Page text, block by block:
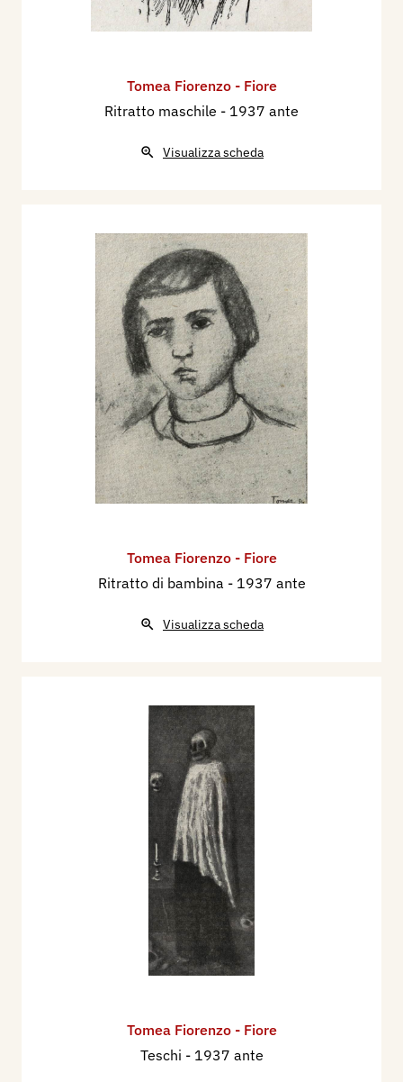
Tomea Fiorenzo - Fiore
Ritratto maschile - 1937 ante
Visualizza scheda
Tomea Fiorenzo - Fiore
Ritratto di bambina - 1937 ante
Visualizza scheda
Tomea Fiorenzo - Fiore
Teschi - 1937 ante